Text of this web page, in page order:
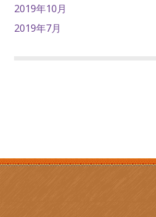
2019年10月
2019年7月